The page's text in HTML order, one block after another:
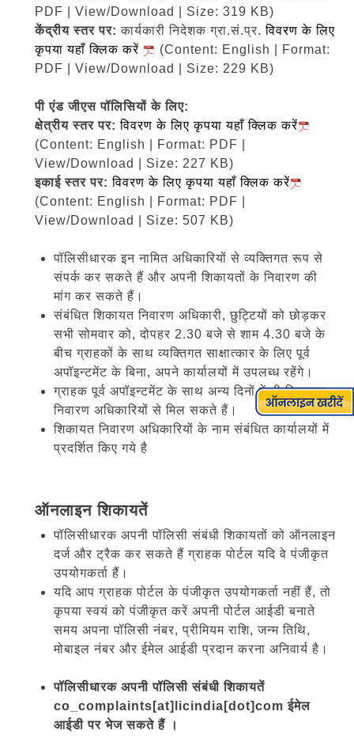
PDF | View/Download | Size: 319 KB)
केंद्रीय स्तर पर:कार्यकारी निदेशक ग्रा.सं.प्र.विवरण के लिए
कृपया यहाँ क्लिक करें
(Content: English | Format:
PDF | View/Download | Size: 229 KB)
पी एंड जीएस पॉलिसियों के लिए:
क्षेत्रीय स्तर पर:विवरण के लिए कृपया यहाँ क्लिक करें
(Content: English | Format: PDF |
View/Download | Size: 227 KB)
इकाई स्तर पर:विवरण के लिए कृपया यहाँ क्लिक करें
(Content: English | Format: PDF |
View/Download | Size: 507 KB)
पॉलिसीधारक इन नामित अधिकारियों से व्यक्तिगत रूप से
संपर्क कर सकते हैं और अपनी शिकायतों के निवारण की
मांग कर सकते हैं।
संबंधित शिकायत निवारण अधिकारी, छुट्टियों को छोड़कर
सभी सोमवार को, दोपहर 2.30 बजे से शाम 4.30 बजे के
बीच ग्राहकों के साथ व्यक्तिगत साक्षात्कार के लिए पूर्व
अपॉइन्टमेंट के बिना, अपने कार्यालयों में उपलब्ध रहेंगे।
ग्राहक पूर्व अपॉइन्टमेंट के साथ अन्य दिनों में भी शिकायत
निवारण अधिकारियों से मिल सकते हैं।
शिकायत निवारण अधिकारियों के नाम संबंधित कार्यालयों में
प्रदर्शित किए गये है
ऑनलाइन शिकायतें
पॉलिसीधारक अपनी पॉलिसी संबंधी शिकायतों को ऑनलाइन
दर्ज और ट्रैक कर सकते हैं ग्राहक पोर्टल यदि वे पंजीकृत
उपयोगकर्ता हैं।
यदि आप ग्राहक पोर्टल के पंजीकृत उपयोगकर्ता नहीं हैं, तो
कृपया स्वयं को पंजीकृत करें अपनी पोर्टल आईडी बनाते
समय अपना पॉलिसी नंबर, प्रीमियम राशि, जन्म तिथि,
मोबाइल नंबर और ईमेल आईडी प्रदान करना अनिवार्य है।
पॉलिसीधारक अपनी पॉलिसी संबंधी शिकायतें
co_complaints[at]licindia[dot]com ईमेल
आईडी पर भेज सकते हैं ।